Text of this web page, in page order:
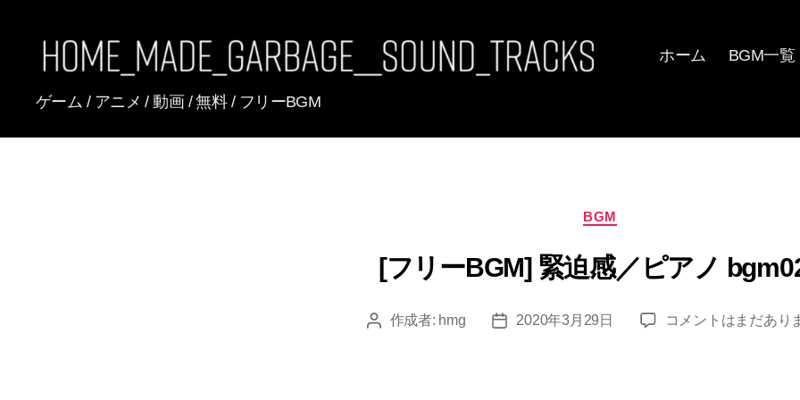
[FREE
BGM]
ゲーム / アニメ / 動画 / 無料 / フリーBGM
ホーム BGM一覧
カ
テ
リ
BGM
[フリーBGM] 緊迫感／ピアノ
投 作成者: hmg
投
2020年3月29日
[フ
コメントはまだあり